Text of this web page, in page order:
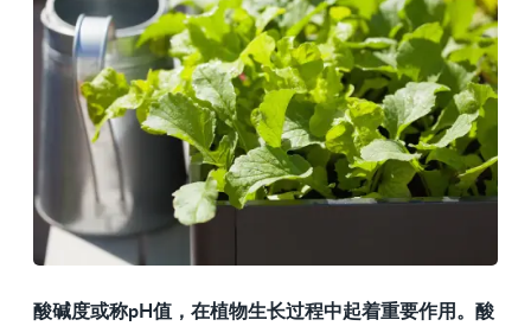
酸碱度或称pH值，在植物生长过程中起着重要作用。酸